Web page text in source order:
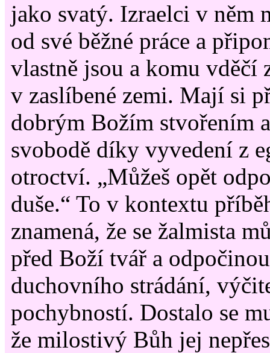
jako svatý. Izraelci v něm
od své běžné práce a
vlastně jsou a komu vděčí
v zaslíbené zemi. Mají si
dobrým Božím stvořením
svobodě díky vyvedení z
otroctví. „Můžeš opět
duše.“ To v kontextu
znamená, že se žalmista
před Boží tvář a
duchovního strádání,
pochybností. Dostalo se
že milostivý Bůh jej